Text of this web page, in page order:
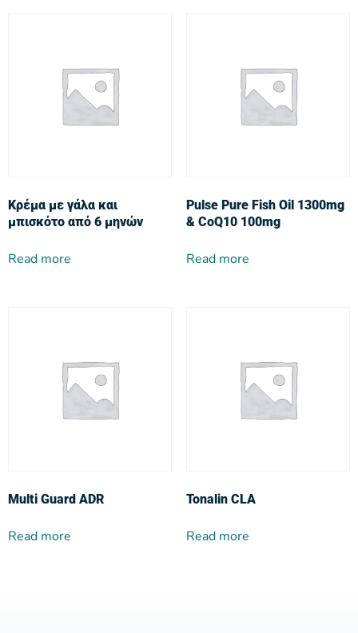
Κρέμα με γάλα και
μπισκότο από 6 μηνών
Read more
Pulse Pure Fish Oil 1300mg
& CoQ10 100mg
Read more
Multi Guard ADR
Read more
Tonalin CLA
Read more